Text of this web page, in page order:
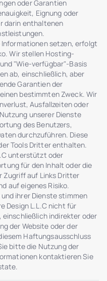
oder Garantien
Eignung oder
darin enthaltenen
Informationen setzen, erfolgt
Wir stellen Hosting-
"Wie-verfügbar"-Basis
ab, einschließlich, aber
Garantien der
bestimmten Zweck. Wir
Ausfallzeiten oder
unserer Dienste
des Benutzers,
durchzuführen. Diese
Tools Dritter enthalten.
unterstützt oder
für den Inhalt oder die
Zugriff auf Links Dritter
auf eigenes Risiko.
ihrer Dienste stimmen
Design L.L.C nicht für
indirekter oder
der Website oder der
Haftungsausschluss
bitte die Nutzung der
kontaktieren Sie
.